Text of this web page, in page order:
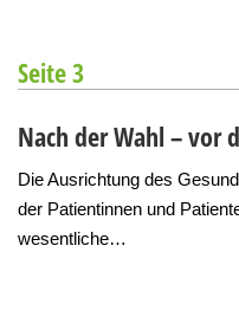
Seite 3
Nach der Wahl – vor
Die Ausrichtung des
der Patientinnen und
wesentliche…